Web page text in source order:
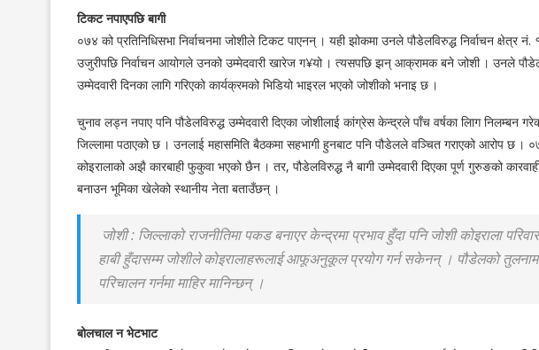
टिकट नपाएपछि बागी
०७४ को प्रतिनिधिसभा निर्वाचनमा जोशीले टिकट पाएनन् । यही झोकमा उनले पौडेलविरुद्ध निर्वाचन क्षेत्र
उजुरीपछि निर्वाचन आयोगले उनको उम्मेदवारी खारेज ग¥यो । त्यसपछि झन् आक्रामक बने जोशी । उनले
उम्मेदवारी दिनका लागि गरिएको कार्यक्रमको भिडियो भाइरल भएको जोशीको भनाइ छ ।
चुनाव लड्न नपाए पनि पौडेलविरुद्ध उम्मेदवारी दिएका जोशीलाई कांग्रेस केन्द्रले पाँच वर्षका लािग निलम्बन
जिल्लामा पठाएको छ । उनलाई महासमिति बैठकमा सहभागी हुनबाट पनि पौडेलले वञ्चित गराएको आरोप छ ।
कोइरालाको अझै कारबाही फुकुवा भएको छैन । तर, पौडेलविरुद्ध नै बागी उम्मेदवारी दिएका पूर्ण गुरुङको
बनाउन भूमिका खेलेको स्थानीय नेता बताउँछन् ।
जोशी : जिल्लाको राजनीतिमा पकड बनाएर केन्द्रमा प्रभाव हुँदा पनि जोशी कोइराला
हाबी हुँदासम्म जोशीले कोइरालाहरूलाई आफूअनुकूल प्रयोग गर्न सकेनन् । पौडेलको
परिचालन गर्नमा माहिर मानिन्छन् ।
बोलचाल न भेटभाट